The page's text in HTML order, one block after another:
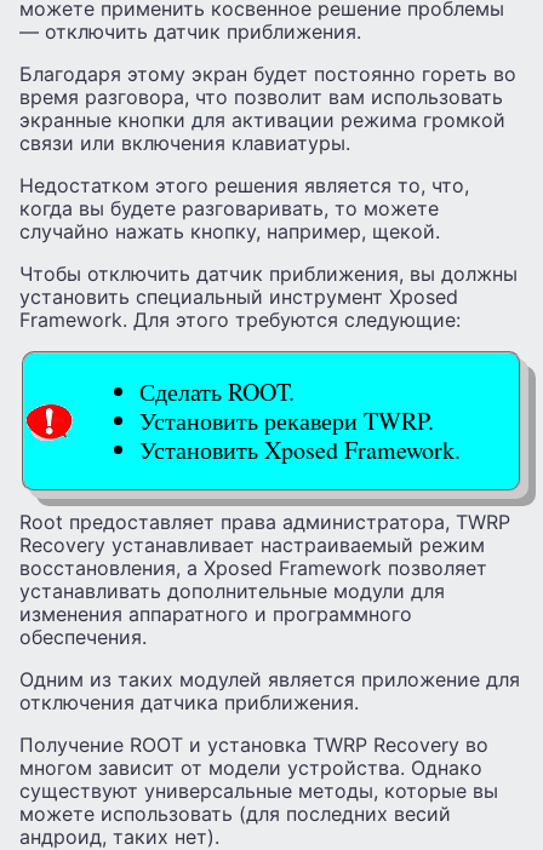
можете применить косвенное решение проблемы
— отключить датчик приближения.
Благодаря этому экран будет постоянно гореть во
время разговора, что позволит вам использовать
экранные кнопки для активации режима громкой
связи или включения клавиатуры.
Недостатком этого решения является то, что,
когда вы будете разговаривать, то можете
случайно нажать кнопку, например, щекой.
Чтобы отключить датчик приближения, вы должны
установить специальный инструмент Xposed
Framework. Для этого требуются следующие:
Сделать ROOT.
Установить рекавери TWRP.
Установить Xposed Framework.
Root предоставляет права администратора, TWRP
Recovery устанавливает настраиваемый режим
восстановления, а Xposed Framework позволяет
устанавливать дополнительные модули для
изменения аппаратного и программного
обеспечения.
Одним из таких модулей является приложение для
отключения датчика приближения.
Получение ROOT и установка TWRP Recovery во
многом зависит от модели устройства. Однако
существуют универсальные методы, которые вы
можете использовать (для последних весий
андроид, таких нет).